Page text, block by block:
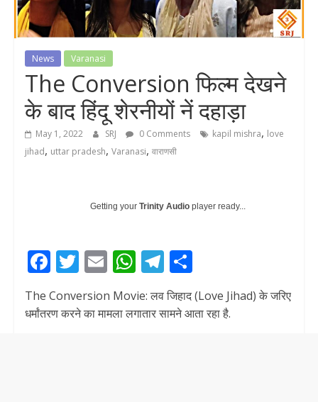
News Varanasi
The Conversion फिल्म देखने‌
के बाद‌‌ हिंदू शेरनीयों नें दहाड़ा
May 1, 2022 SRJ 0 Comments kapil mishra, love
jihad, uttar pradesh, Varanasi, वाराणसी
Getting your Trinity Audioplayer ready...
F
ac
e
T
w
itt
E
m
ai
W
h
at
T
el
e
S
h
ar
The Conversion Movie: लव जिहाद (Love Jihad) के जरिए
धर्मांतरण करने का मामला लगातार सामने आता रहा है.